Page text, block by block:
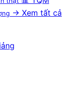
→ Xem tất cả